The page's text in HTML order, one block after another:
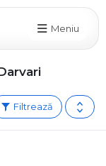
Meniu
Filtrează